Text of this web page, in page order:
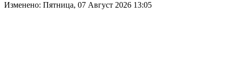
Изменено: Пятница, 07 Август 2026 13:05